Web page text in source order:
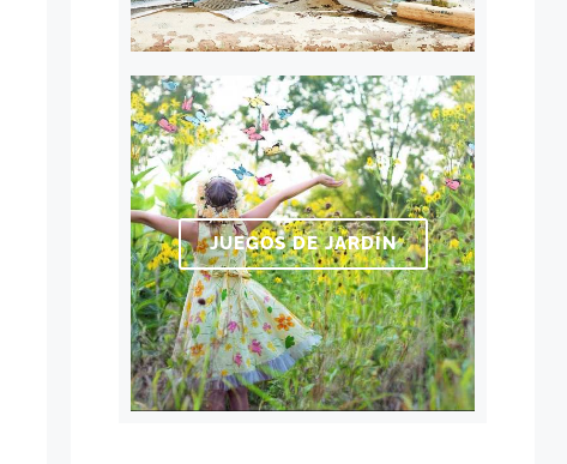
JUEGOS DE JARDÍN